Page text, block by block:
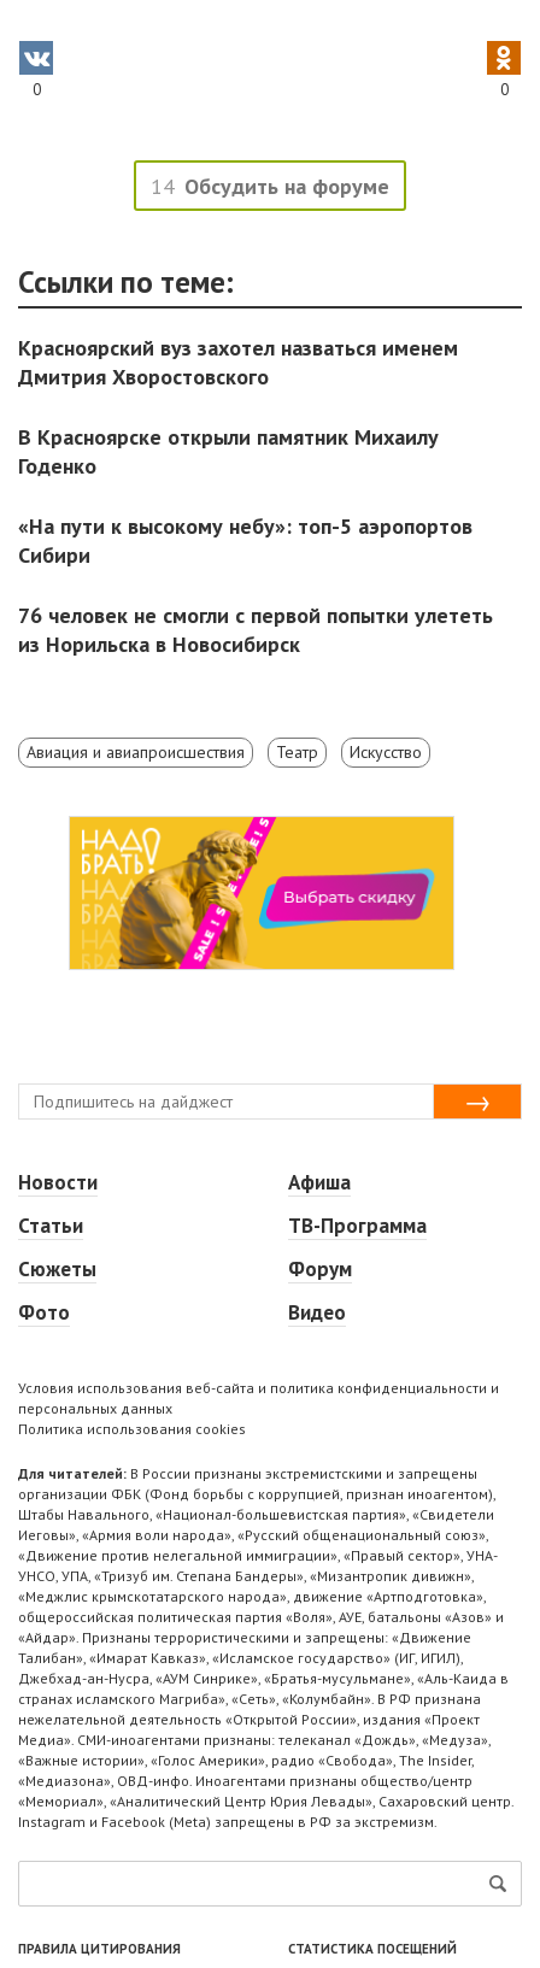
0 0
14 Обсудить на форуме
Ссылки по теме:
Красноярский вуз захотел назваться именем
Дмитрия Хворостовского
В Красноярске открыли памятник Михаилу
Годенко
«На пути к высокому небу»: топ-5 аэропортов
Сибири
76 человек не смогли с первой попытки улететь
из Норильска в Новосибирск
Авиация и авиапроисшествия Театр Искусство
Новости
Статьи
Сюжеты
Фото
Афиша
ТВ-Программа
Форум
Видео
Условия использования веб-сайта и политика конфиденциальности и
персональных данных
Политика использования cookies
Для читателей: В России признаны экстремистскими и запрещены
организации ФБК (Фонд борьбы с коррупцией, признан иноагентом),
Штабы Навального, «Национал-большевистская партия», «Свидетели
Иеговы», «Армия воли народа», «Русский общенациональный союз»,
«Движение против нелегальной иммиграции», «Правый сектор», УНА-
УНСО, УПА, «Тризуб им. Степана Бандеры», «Мизантропик дивижн»,
«Меджлис крымскотатарского народа», движение «Артподготовка»,
общероссийская политическая партия «Воля», АУЕ, батальоны «Азов» и
«Айдар». Признаны террористическими и запрещены: «Движение
Талибан», «Имарат Кавказ», «Исламское государство» (ИГ, ИГИЛ),
Джебхад-ан-Нусра, «АУМ Синрике», «Братья-мусульмане», «Аль-Каида в
странах исламского Магриба», «Сеть», «Колумбайн». В РФ признана
нежелательной деятельность «Открытой России», издания «Проект
Медиа». СМИ-иноагентами признаны: телеканал «Дождь», «Медуза»,
«Важные истории», «Голос Америки», радио «Свобода», The Insider,
«Медиазона», ОВД-инфо. Иноагентами признаны общество/центр
«Мемориал», «Аналитический Центр Юрия Левады», Сахаровский центр.
Instagram и Facebook (Metа) запрещены в РФ за экстремизм.
ПРАВИЛА ЦИТИРОВАНИЯ СТАТИСТИКА ПОСЕЩЕНИЙ